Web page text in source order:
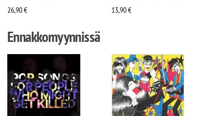
26,90€
13,90€
Ennakkomyynnissä